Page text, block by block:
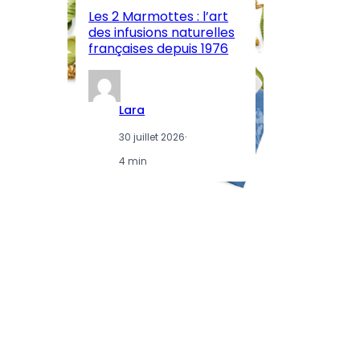
Les 2 Marmottes : l’art
des infusions naturelles
françaises depuis 1976
Lara
30 juillet 2026·
4 min